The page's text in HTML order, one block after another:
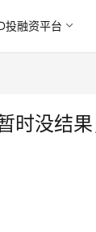
投融资平台
时没结